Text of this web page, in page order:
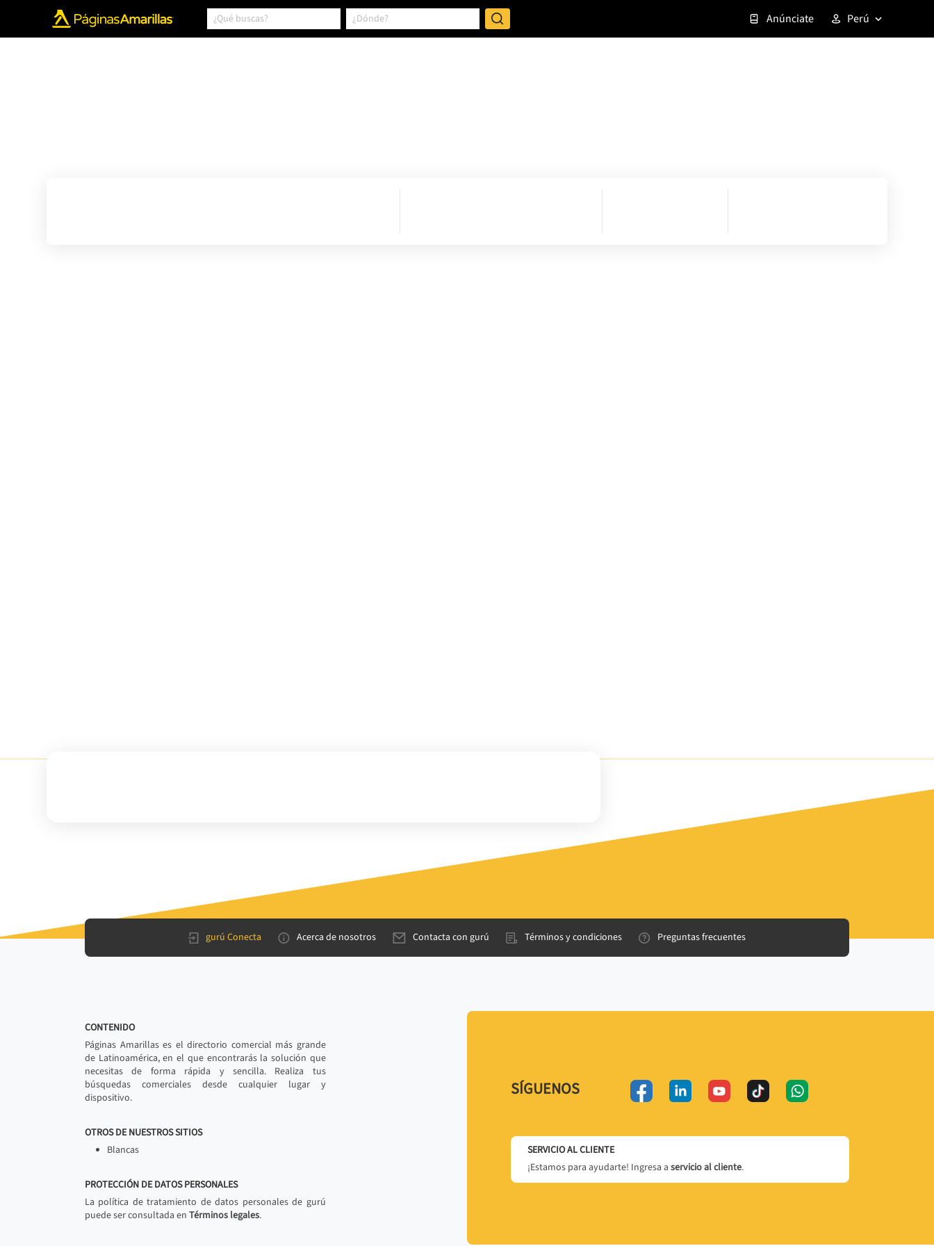
Anúnciate Perú
gurú Conecta Acerca de nosotros Contacta con gurú Términos y condiciones Preguntas frecuentes
CONTENIDO
Páginas Amarillas es el directorio comercial más grande
de Latinoamérica, en el que encontrarás la solución que
necesitas de forma rápida y sencilla. Realiza tus
búsquedas comerciales desde cualquier lugar y
dispositivo.
OTROS DE NUESTROS SITIOS
Blancas
PROTECCIÓN DE DATOS PERSONALES
La política de tratamiento de datos personales de gurú
puede ser consultada en Términos legales.
SÍGUENOS
SERVICIO AL CLIENTE
¡Estamos para ayudarte! Ingresa a servicio al cliente.